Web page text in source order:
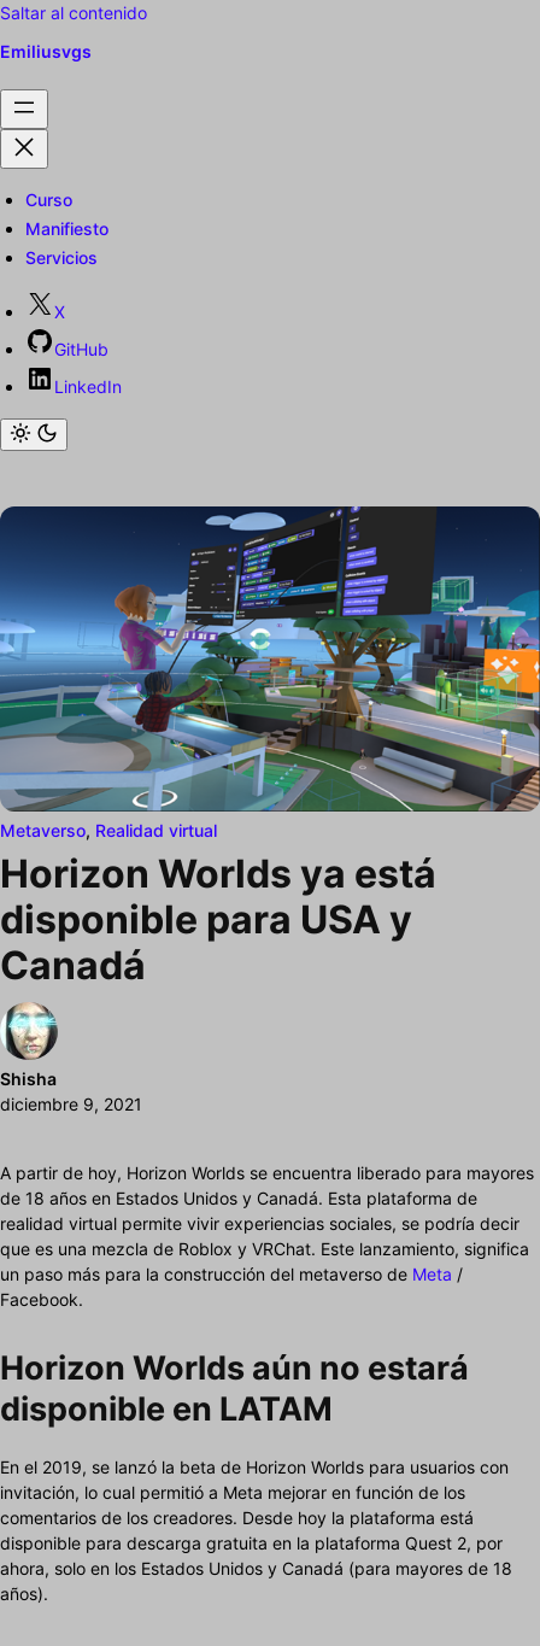
Saltar al contenido
Emiliusvgs
Curso
Manifiesto
Servicios
X
GitHub
LinkedIn
Metaverso, Realidad virtual
Horizon Worlds ya está
disponible para USA y
Canadá
Shisha
diciembre 9, 2021
A partir de hoy, Horizon Worlds se encuentra liberado para mayores
de 18 años en Estados Unidos y Canadá. Esta plataforma de
realidad virtual permite vivir experiencias sociales, se podría decir
que es una mezcla de Roblox y VRChat. Este lanzamiento, significa
un paso más para la construcción del metaverso de Meta /
Facebook.
Horizon Worlds aún no estará
disponible en LATAM
En el 2019, se lanzó la beta de Horizon Worlds para usuarios con
invitación, lo cual permitió a Meta mejorar en función de los
comentarios de los creadores. Desde hoy la plataforma está
disponible para descarga gratuita en la plataforma Quest 2, por
ahora, solo en los Estados Unidos y Canadá (para mayores de 18
años).